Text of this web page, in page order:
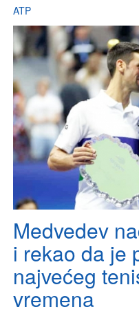
ATP
Medvedev
i rekao da je
najvećeg
vremena